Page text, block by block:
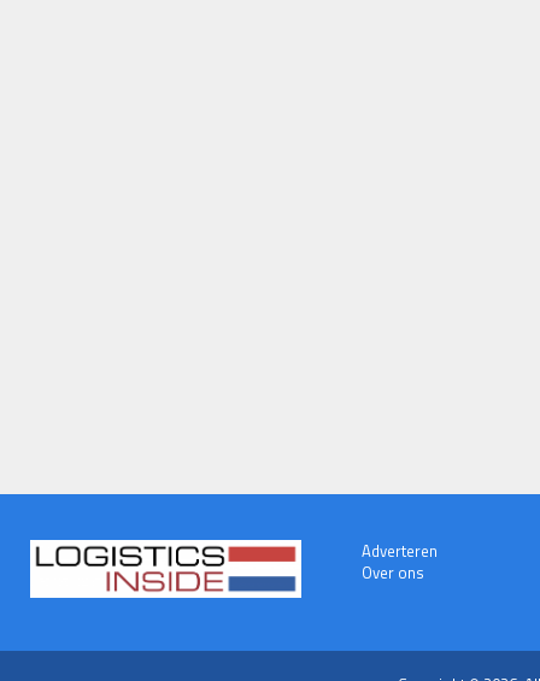
Adverteren
Over ons